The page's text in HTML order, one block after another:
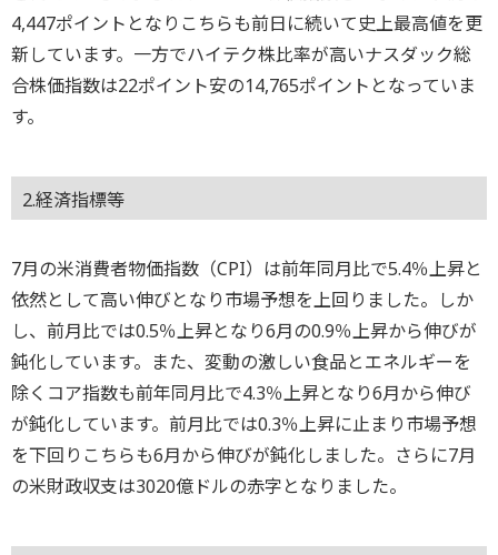
4,447ポイントとなりこちらも前日に続いて史上最高値を更
新しています。一方でハイテク株比率が高いナスダック総
合株価指数は22ポイント安の14,765ポイントとなっていま
す。
2.経済指標等
7月の米消費者物価指数（CPI）は前年同月比で5.4％上昇と
依然として高い伸びとなり市場予想を上回りました。しか
し、前月比では0.5％上昇となり6月の0.9％上昇から伸びが
鈍化しています。また、変動の激しい食品とエネルギーを
除くコア指数も前年同月比で4.3％上昇となり6月から伸び
が鈍化しています。前月比では0.3％上昇に止まり市場予想
を下回りこちらも6月から伸びが鈍化しました。さらに7月
の米財政収支は3020億ドルの赤字となりました。